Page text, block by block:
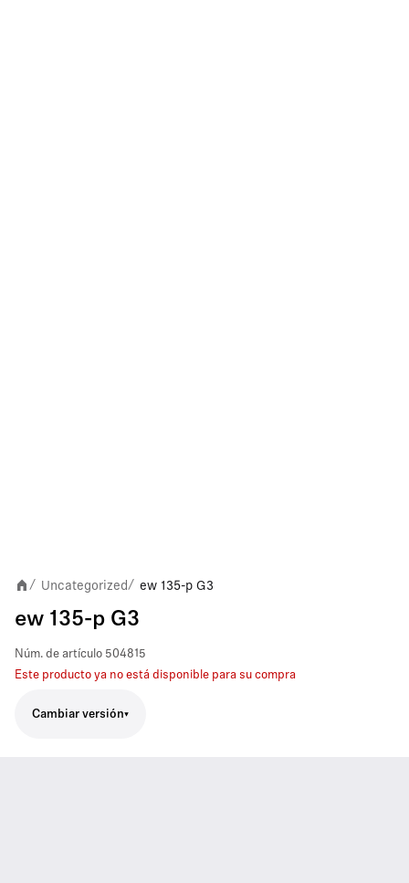
/ Uncategorized / ew 135-p G3
ew 135-p G3
Núm. de artículo 504815
Este producto ya no está disponible para su compra
Cambiar versión